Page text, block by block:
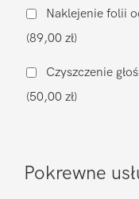
zamiennik
Oled
Motorola
Moto
Naklejenie folii
(89,00 zł)
Czyszczenie
(50,00 zł)
Pokrewne